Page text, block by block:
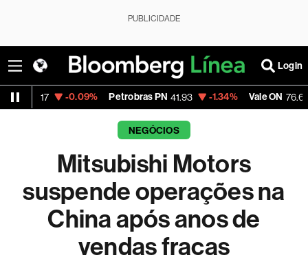
PUBLICIDADE
Login
-0.09% Petrobras PN 41.93 -1.34% Vale ON 76.66
NEGÓCIOS
Mitsubishi Motors
suspende operações na
China após anos de
vendas fracas